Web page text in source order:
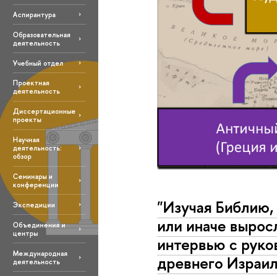
Аспирантура
Образовательная
деятельность
Учебный отдел
Проектная
деятельность
Диссертационные
проекты
Научная
деятельность:
обзор
Семинары и
конференции
Экспедиции
Объединения и
центры
Международная
деятельность
"Изучая
или иначе
интервью с
древнего